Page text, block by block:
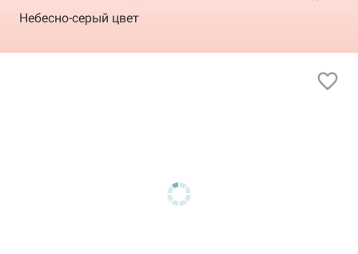
Небесно-серый цвет